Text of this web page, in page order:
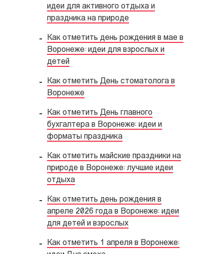
идеи для активного отдыха и
праздника на природе
Как отметить день рождения в мае в
Воронеже: идеи для взрослых и
детей
Как отметить День стоматолога в
Воронеже
Как отметить День главного
бухгалтера в Воронеже: идеи и
форматы праздника
Как отметить майские праздники на
природе в Воронеже: лучшие идеи
отдыха
Как отметить день рождения в
апреле 2026 года в Воронеже: идеи
для детей и взрослых
Как отметить 1 апреля в Воронеже: